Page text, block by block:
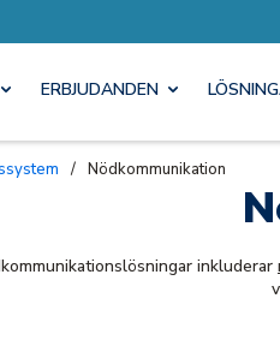
ERBJUDANDEN
/ Nödkommunikation
inkluderar